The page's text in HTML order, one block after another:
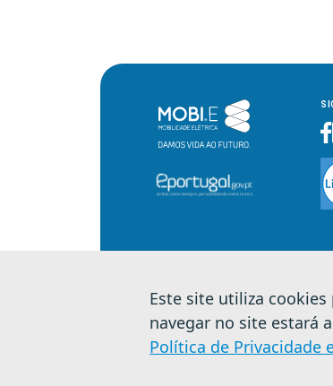
© 2026 MOBI.E. Todos os
Este site utiliza
navegar no site estará
Política de Privacidade